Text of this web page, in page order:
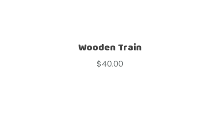
Wooden Train
$40.00